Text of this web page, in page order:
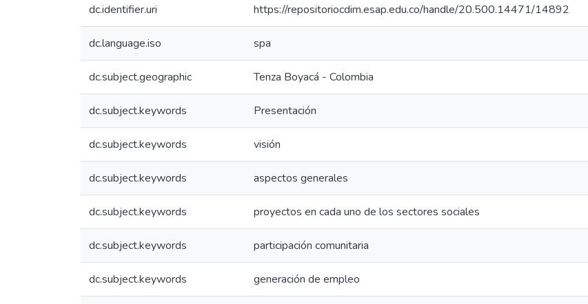
dc.identifier.uri https://repositoriocdim.esap.edu.co/handle/20.500.14471/14892
dc.language.iso spa
dc.subject.geographic Tenza Boyacá - Colombia
dc.subject.keywords Presentación
dc.subject.keywords visión
dc.subject.keywords aspectos generales
dc.subject.keywords proyectos en cada uno de los sectores sociales
dc.subject.keywords participación comunitaria
dc.subject.keywords generación de empleo